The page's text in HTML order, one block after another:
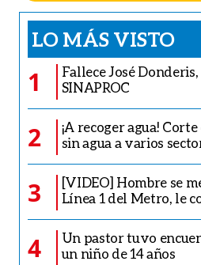
LO MÁS VISTO
1
Fallece José
SINAPROC
2
¡A recoger agua!
sin agua a varios
3
[VIDEO] Hombre se
Línea 1 del Metro, le
4
Un pastor tuvo
un niño de 14 años